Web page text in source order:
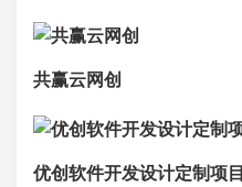
共赢云网创
优创软件开发设计定制项目